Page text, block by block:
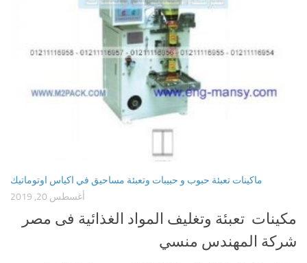
ماكينات تعبئة حبوب و حبيبات وتعبئة مساحيق في اكياس اوتوماتيك
أغسطس 20, 2019
مكينات تعبئة وتغليف المواد الغذائية فى مصر
شركة المهندس منسي